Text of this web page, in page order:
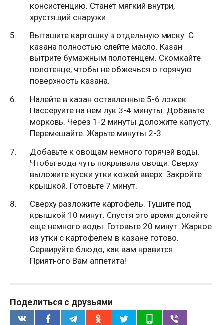
консистенцию. Станет мягкий внутри,
хрустящий снаружи.
Вытащите картошку в отдельную миску. С
казана полностью слейте масло. Казан
вытрите бумажным полотенцем. Скомкайте
полотенце, чтобы не обжечься о горячую
поверхность казана.
Налейте в казан оставленные 5-6 ложек.
Пассеруйте на нем лук 3-4 минуты. Добавьте
морковь. Через 1-2 минуты доложите капусту.
Перемешайте. Жарьте минуты 2-3.
Добавьте к овощам немного горячей воды.
Чтобы вода чуть покрывала овощи. Сверху
выложите куски утки кожей вверх. Закройте
крышкой. Готовьте 7 минут.
Сверху разложите картофель. Тушите под
крышкой 10 минут. Спустя это время долейте
еще немного воды. Готовьте 20 минут. Жаркое
из утки с картофелем в казане готово.
Сервируйте блюдо, как вам нравится.
Приятного Вам аппетита!
Поделиться с друзьями